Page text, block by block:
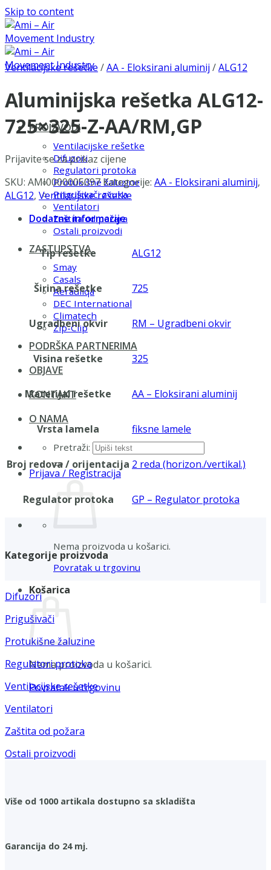
Skip to content
PROIZVODI
Ventilacijske rešetke
Difuzori
Regulatori protoka
Protukišne žaluzine
Prigušivači zvuka
Ventilatori
Zaštita od požara
Ostali proizvodi
ZASTUPSTVA
Smay
Casals
Aerauliqa
DEC International
Climatech
Zip-Clip
PODRŠKA PARTNERIMA
OBJAVE
KONTAKT
O NAMA
Pretraži:
Prijava / Registracija
Nema proizvoda u košarici.
Povratak u trgovinu
Košarica
Nema proizvoda u košarici.
Povratak u trgovinu
Ventilacijske rešetke /AA - Eloksirani aluminij /ALG12
Aluminijska rešetka ALG12-
725×325-Z-AA/RM,GP
Prijavite se za prikaz cijene
SKU: AMI0000005097 Kategorije: AA - Eloksirani aluminij,
ALG12, Ventilacijske rešetke
Dodatne informacije
Tip rešetke ALG12
Širina rešetke 725
Ugradbeni okvir RM – Ugradbeni okvir
Visina rešetke 325
Materijal rešetke AA – Eloksirani aluminij
Vrsta lamela fiksne lamele
Broj redova / orijentacija 2 reda (horizon./vertikal.)
Regulator protoka GP – Regulator protoka
Kategorije proizvoda
Difuzori
Prigušivači
Protukišne žaluzine
Regulatori protoka
Ventilacijske rešetke
Ventilatori
Zaštita od požara
Ostali proizvodi
Više od 1000 artikala dostupno sa skladišta
Garancija do 24 mj.